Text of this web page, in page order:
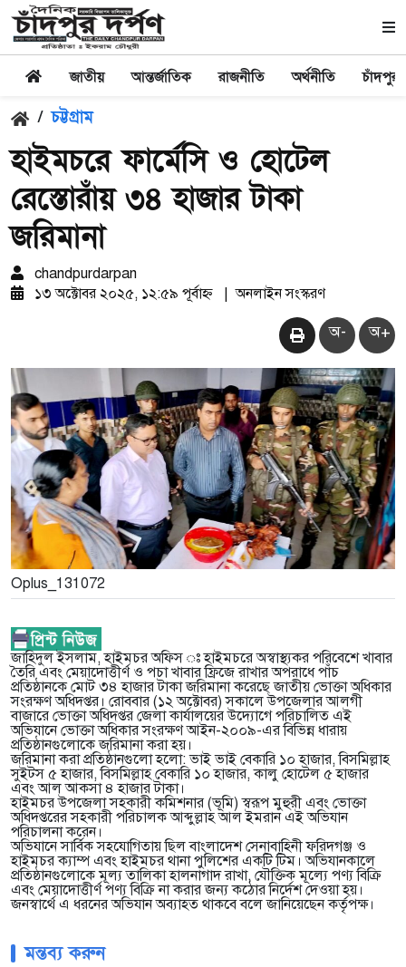
জাতীয় আন্তর্জাতিক রাজনীতি অর্থনীতি চাঁদপুর
/ চট্টগ্রাম
হাইমচরে ফার্মেসি ও হোটেল
রেস্তোরাঁয় ৩৪ হাজার টাকা
জরিমানা
chandpurdarpan
১৩ অক্টোবর ২০২৫, ১২:৫৯ পূর্বাহ্ন
অনলাইন সংস্করণ
অ- অ+
Oplus_131072
জাহিদুল ইসলাম, হাইমচর অফিস ঃ হাইমচরে অস্বাস্থ্যকর পরিবেশে খাবার
তৈরি এবং মেয়াদোত্তীর্ণ ও পচা খাবার ফ্রিজে রাখার অপরাধে পাঁচ
প্রতিষ্ঠানকে মোট ৩৪ হাজার টাকা জরিমানা করেছে জাতীয় ভোক্তা অধিকার
সংরক্ষণ অধিদপ্তর। রোববার (১২ অক্টোবর) সকালে উপজেলার আলগী
বাজারে ভোক্তা অধিদপ্তর জেলা কার্যালয়ের উদ্যোগে পরিচালিত এই
অভিযানে ভোক্তা অধিকার সংরক্ষণ আইন-২০০৯-এর বিভিন্ন ধারায়
প্রতিষ্ঠানগুলোকে জরিমানা করা হয়।
জরিমানা করা প্রতিষ্ঠানগুলো হলো: ভাই ভাই বেকারি ১০ হাজার, বিসমিল্লাহ
সুইটস ৫ হাজার, বিসমিল্লাহ বেকারি ১০ হাজার, কালু হোটেল ৫ হাজার
এবং আল আকসা ৪ হাজার টাকা।
হাইমচর উপজেলা সহকারী কমিশনার (ভূমি) স্বরূপ মুহুরী এবং ভোক্তা
অধিদপ্তরের সহকারী পরিচালক আব্দুল্লাহ আল ইমরান এই অভিযান
পরিচালনা করেন।
অভিযানে সার্বিক সহযোগিতায় ছিল বাংলাদেশ সেনাবাহিনী ফরিদগঞ্জ ও
হাইমচর ক্যাম্প এবং হাইমচর থানা পুলিশের একটি টিম। অভিযানকালে
প্রতিষ্ঠানগুলোকে মূল্য তালিকা হালনাগাদ রাখা, যৌক্তিক মূল্যে পণ্য বিক্রি
এবং মেয়াদোত্তীর্ণ পণ্য বিক্রি না করার জন্য কঠোর নির্দেশ দেওয়া হয়।
জনস্বার্থে এ ধরনের অভিযান অব্যাহত থাকবে বলে জানিয়েছেন কর্তৃপক্ষ।
মন্তব্য করুন